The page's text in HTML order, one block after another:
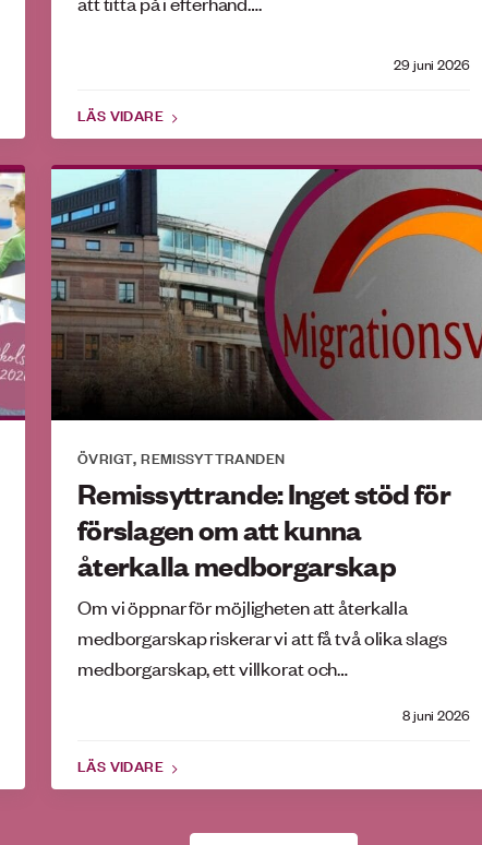
29 juni 2026
LÄS VIDARE
ÖVRIGT,REMISSYTTRANDEN
Remissyttrande: Inget stöd för
förslagen om att kunna
återkalla medborgarskap
8 juni 2026
Om vi öppnar för möjligheten att återkalla
medborgarskap riskerar vi att få två olika slags
medborgarskap, ett villkorat och…
LÄS VIDARE